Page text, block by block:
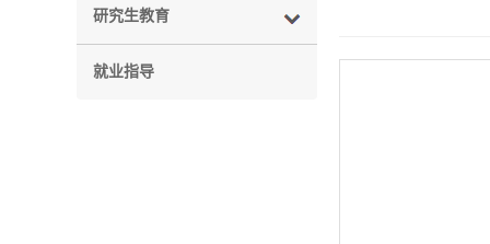
研究生教育
就业指导